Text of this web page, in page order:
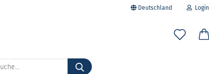
Deutschland Login
E-Mail
Suche...